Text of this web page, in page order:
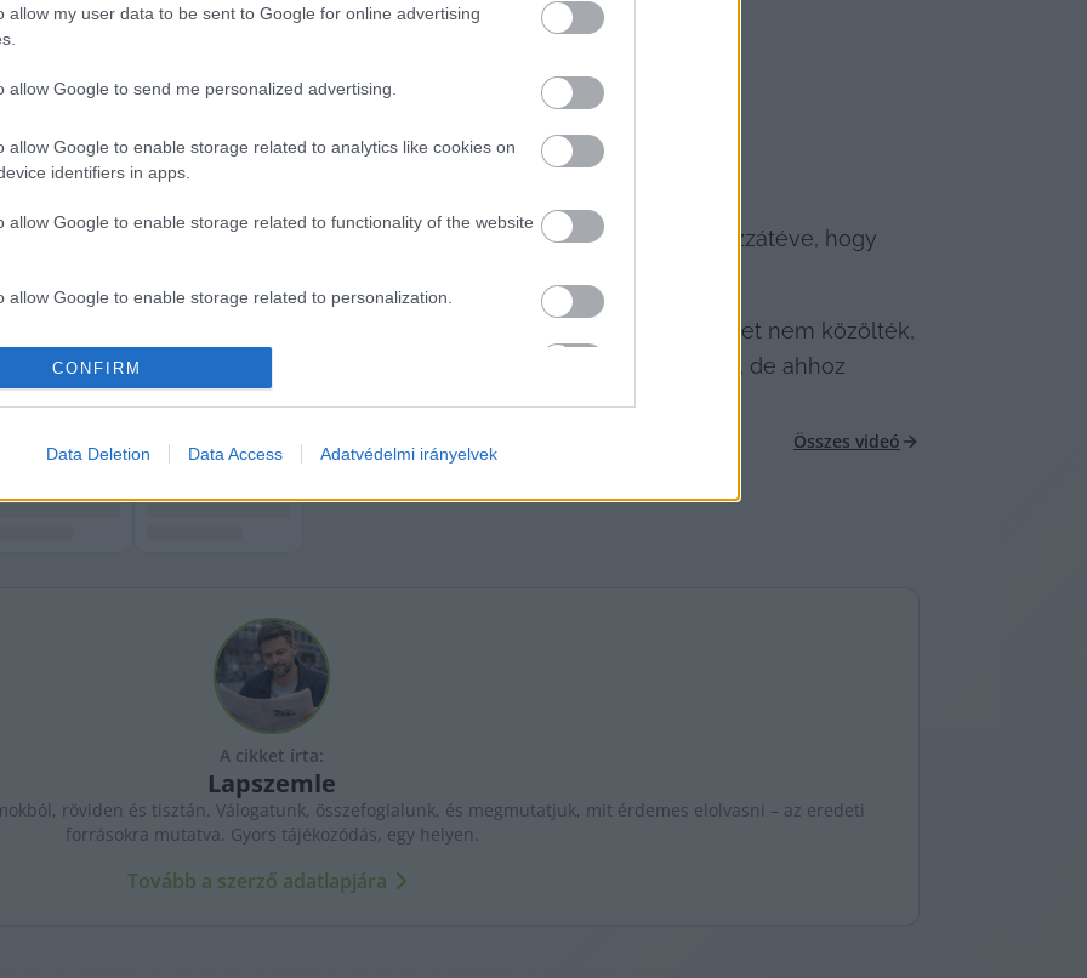
allow my user data to be sent to Google for online advertising
allow Google to send me personalized advertising.
allow Google to enable storage related to analytics like cookies on
identifiers in apps.
allow Google to enable storage related to functionality of the website
allow Google to enable storage related to personalization.
allow Google to enable storage related to security, including
CONFIRM
Data Deletion Data Access Adatvédelmi irányelvek
biztonsági zónát létrehozni a határ mentén”
– fogalmazott Putyin, hozzátéve, hogy
sem zárja ennek lehetőségét.
szerepléséről pénteken az MTI is beszámolt, ők a fenti részleteket nem közölték,
hogy Oroszország nem törekszik Ukrajna kapitulációjára, de ahhoz
„a terepen kialakult realitást”.
Összes videó
A cikket írta:
Lapszemle
röviden és tisztán. Válogatunk, összefoglalunk, és megmutatjuk, mit érdemes elolvasni – az eredeti
forrásokra mutatva. Gyors tájékozódás, egy helyen.
Tovább a szerző adatlapjára